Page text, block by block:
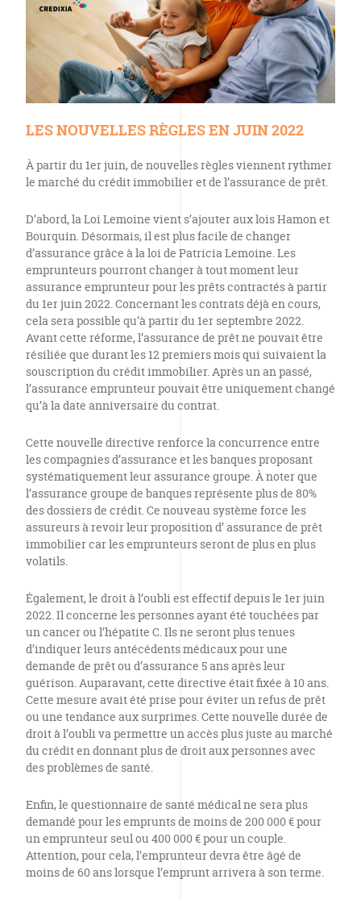
LES NOUVELLES RÈGLES EN JUIN 2022
À partir du 1er juin, de nouvelles règles viennent rythmer
le marché du crédit immobilier et de l’assurance de prêt.
D’abord, la Loi Lemoine vient s’ajouter aux lois Hamon et
Bourquin. Désormais, il est plus facile de changer
d’assurance grâce à la loi de Patricia Lemoine. Les
emprunteurs pourront changer à tout moment leur
assurance emprunteur pour les prêts contractés à partir
du 1er juin 2022. Concernant les contrats déjà en cours,
cela sera possible qu’à partir du 1er septembre 2022.
Avant cette réforme, l’assurance de prêt ne pouvait être
résiliée que durant les 12 premiers mois qui suivaient la
souscription du crédit immobilier. Après un an passé,
l’assurance emprunteur pouvait être uniquement changé
qu’à la date anniversaire du contrat.
Cette nouvelle directive renforce la concurrence entre
les compagnies d’assurance et les banques proposant
systématiquement leur assurance groupe. À noter que
l’assurance groupe de banques représente plus de 80%
des dossiers de crédit. Ce nouveau système force les
assureurs à revoir leur proposition d’ assurance de prêt
immobilier car les emprunteurs seront de plus en plus
volatils.
Également, le droit à l’oubli est effectif depuis le 1er juin
2022. Il concerne les personnes ayant été touchées par
un cancer ou l’hépatite C. Ils ne seront plus tenues
d’indiquer leurs antécédents médicaux pour une
demande de prêt ou d’assurance 5 ans après leur
guérison. Auparavant, cette directive était fixée à 10 ans.
Cette mesure avait été prise pour éviter un refus de prêt
ou une tendance aux surprimes. Cette nouvelle durée de
droit à l’oubli va permettre un accès plus juste au marché
du crédit en donnant plus de droit aux personnes avec
des problèmes de santé.
Enfin, le questionnaire de santé médical ne sera plus
demandé pour les emprunts de moins de 200 000 € pour
un emprunteur seul ou 400 000 € pour un couple.
Attention, pour cela, l’emprunteur devra être âgé de
moins de 60 ans lorsque l’emprunt arrivera à son terme.